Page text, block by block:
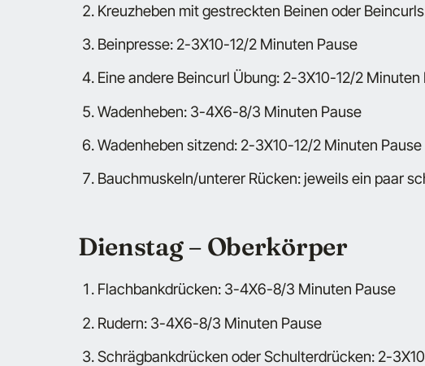
Kreuzheben mit gestreckten Beinen oder
Beinpresse: 2-3X10-12/2 Minuten Pause
Eine andere Beincurl Übung: 2-3X10-12/2 Minuten
Wadenheben: 3-4X6-8/3 Minuten Pause
Wadenheben sitzend: 2-3X10-12/2 Minuten Pause
Bauchmuskeln/unterer Rücken: jeweils ein paar
Dienstag – Oberkörper
Flachbankdrücken: 3-4X6-8/3 Minuten Pause
Rudern: 3-4X6-8/3 Minuten Pause
Schrägbankdrücken oder Schulterdrücken: 2-